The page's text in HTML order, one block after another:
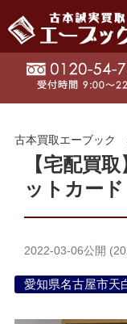
古本買取エーブック
【宅配買
ットカード
2022-03-06公開 (
愛知県名古屋市天